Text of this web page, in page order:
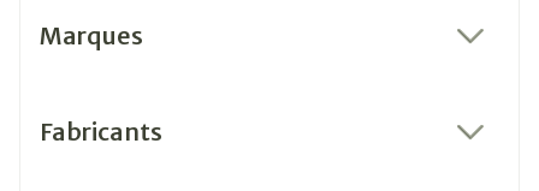
Marques
Fabricants